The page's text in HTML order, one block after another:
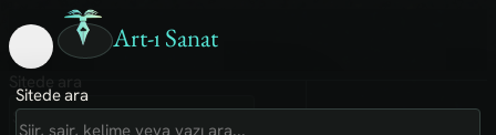
Art-ı Sanat
Sitede ara
Art-ı Sosyal
İmece